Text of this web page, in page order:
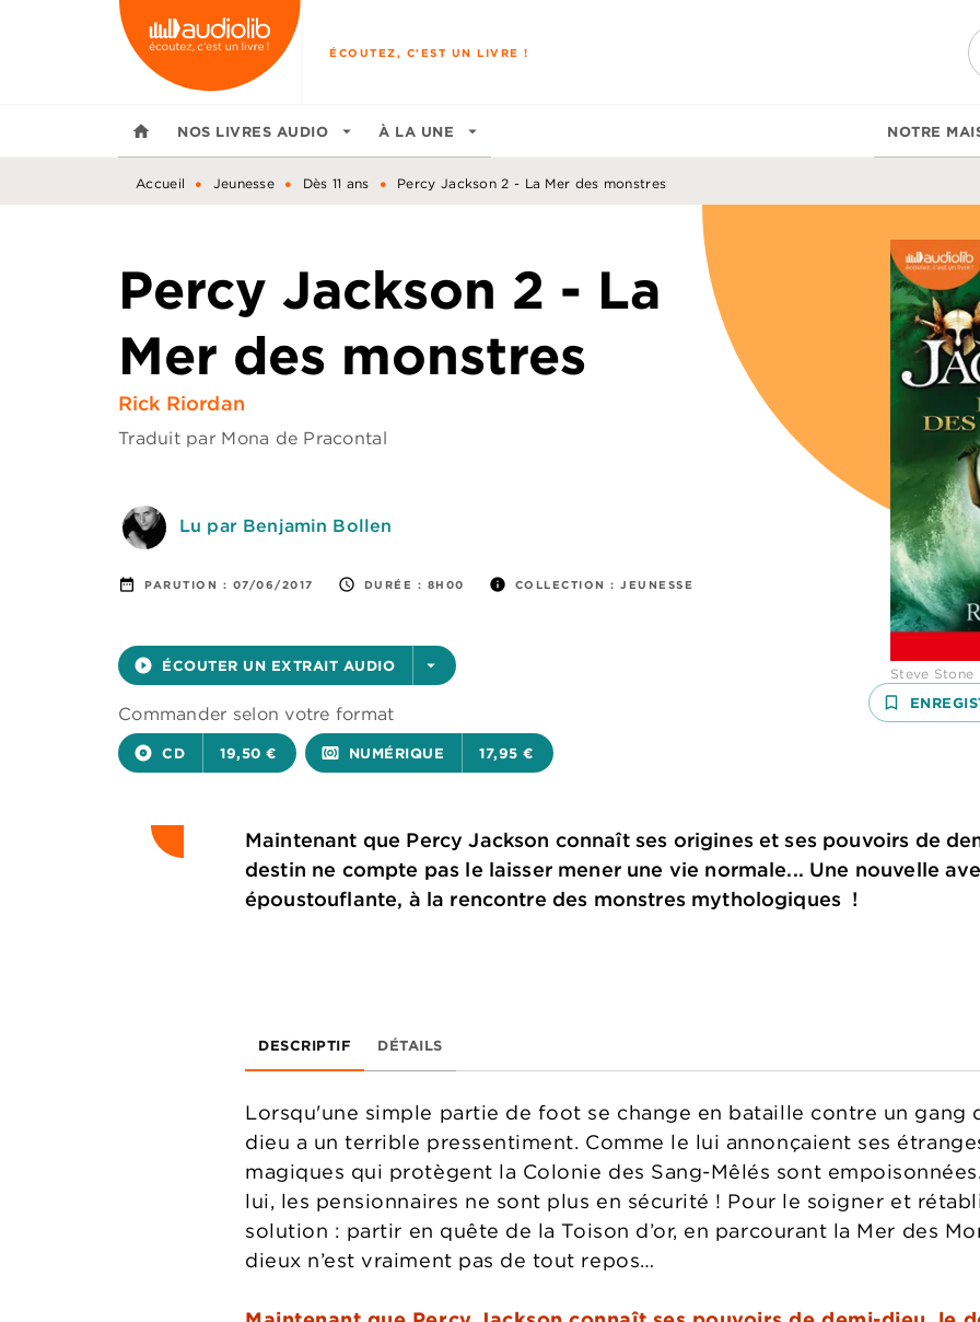
MENU RECHERCHE
ÉCOUTEZ, C'EST UN LIVRE !
home NOS LIVRES AUDIO arrow_drop_down À LA UNE arrow_drop_down NOTRE
Accueil • Jeunesse • Dès 11 ans • Percy Jackson 2 - La Mer des monstres
Percy Jackson 2 - La
Mer des monstres
Rick Riordan
Traduit par Mona de Pracontal
Lu par Benjamin Bollen
date_range PARUTION : 07/06/2017 access_time DURÉE : 8H00 info COLLECTION : JEUNESSE
play_circle_filled ÉCOUTER UN EXTRAIT AUDIO arrow_drop_down
Commander selon votre format
album CD 19,50 € surround_sound NUMÉRIQUE 17,95 €
Steve Stone
bookmark_border
Maintenant que Percy Jackson connaît ses origines et ses pouvoirs de
destin ne compte pas le laisser mener une vie normale... Une nouvelle
époustouflante, à la rencontre des monstres mythologiques !
DESCRIPTIF DÉTAILS
Lorsqu'une simple partie de foot se change en bataille contre un gang
dieu a un terrible pressentiment. Comme le lui annonçaient ses
magiques qui protègent la Colonie des Sang-Mêlés sont
lui, les pensionnaires ne sont plus en sécurité ! Pour le soigner et
solution : partir en quête de la Toison d’or, en parcourant la Mer des
dieux n’est vraiment pas de tout repos…